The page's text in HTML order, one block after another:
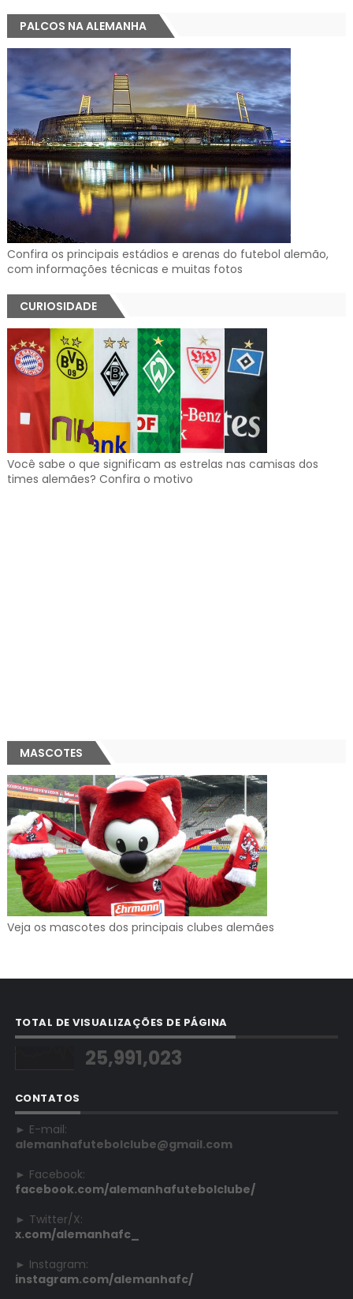
PALCOS NA ALEMANHA
Confira os principais estádios e arenas do futebol alemão,
com informações técnicas e muitas fotos
CURIOSIDADE
Você sabe o que significam as estrelas nas camisas dos
times alemães? Confira o motivo
MASCOTES
Veja os mascotes dos principais clubes alemães
TOTAL DE VISUALIZAÇÕES DE PÁGINA
25,991,023
CONTATOS
► E-mail:
alemanhafutebolclube@gmail.com
► Facebook:
facebook.com/alemanhafutebolclube/
► Twitter/X:
x.com/alemanhafc_
► Instagram:
instagram.com/alemanhafc/